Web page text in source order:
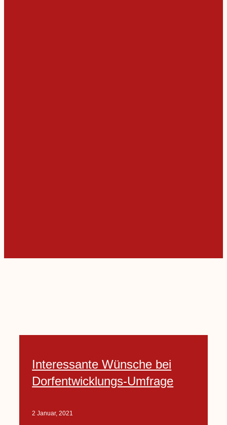
Interessante Wünsche bei
Dorfentwicklungs-Umfrage
2 Januar, 2021